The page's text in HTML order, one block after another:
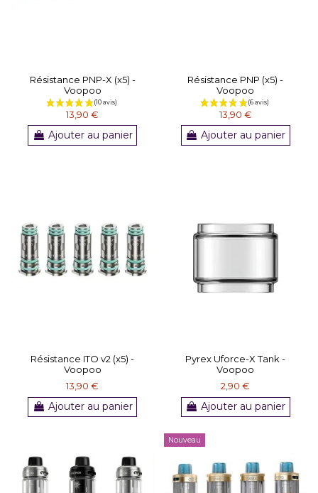
Résistance PNP-X (x5) -
Voopoo
13,90 €
Ajouter au panier
Résistance PNP (x5) -
Voopoo
13,90 €
Ajouter au panier
Résistance ITO v2 (x5) -
Voopoo
13,90 €
Ajouter au panier
Pyrex Uforce-X Tank -
Voopoo
2,90 €
Ajouter au panier
Nouveau